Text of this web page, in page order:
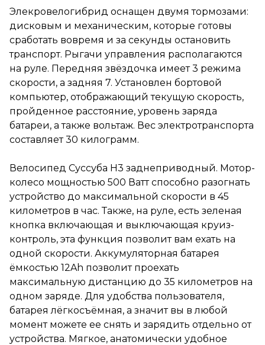
управления располагаются на
руле. Передняя звёздочка
имеет 3 режима скорости, а
задняя 7. Установлен
бортовой компьютер,
отображающий текущую
скорость, пройденное
расстояние, уровень заряда
батареи, а также вольтаж. Вес
электротранспорта
составляет 30 килограмм.
Велосипед Суссуба Н3
заднеприводный. Мотор-
способно разогнать
устройство до максимальной
скорости в 45 километров в
час. Также, на руле, есть
зеленая кнопка включающая и
контроль, эта функция
позволит вам ехать на одной
скорости. Аккумуляторная
батарея ёмкостью 12Ah
позволит проехать
максимальную дистанцию до
35 километров на одном
заряде. Для удобства
пользователя, батарея
лёгкосъёмная, а значит вы в
любой момент можете ее
Элекровелогибрид оснащен двумя тормозами:
дисковым и механическим, которые готовы
сработать вовремя и за секунды остановить
транспорт. Рыгачи управления располагаются
на руле. Передняя звёздочка имеет 3 режима
скорости, а задняя 7. Установлен бортовой
компьютер, отображающий текущую скорость,
пройденное расстояние, уровень заряда
батареи, а также вольтаж. Вес электротранспорта
составляет 30 килограмм.
Велосипед Суссуба Н3 заднеприводный. Мотор-
колесо мощностью 500 Ватт способно разогнать
устройство до максимальной скорости в 45
километров в час. Также, на руле, есть зеленая
кнопка включающая и выключающая круиз-
контроль, эта функция позволит вам ехать на
одной скорости. Аккумуляторная батарея
ёмкостью 12Ah позволит проехать
максимальную дистанцию до 35 километров на
одном заряде. Для удобства пользователя,
батарея лёгкосъёмная, а значит вы в любой
момент можете ее снять и зарядить отдельно от
устройства. Мягкое, анатомически удобное